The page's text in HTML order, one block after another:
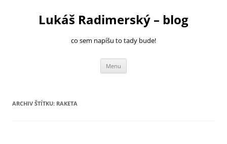
Lukáš Radimerský – blog
co sem napíšu to tady bude!
Menu
ARCHIV ŠTÍTKU: RAKETA